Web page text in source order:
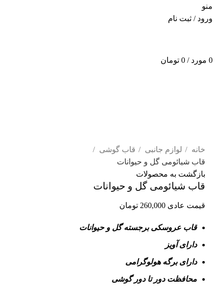
منو
ورود / ثبت نام
0 مورد /
0 تومان
خانه
لوازم جانبی
قاب گوشی
قاب شیائومی گل و حیوانات
بازگشت به محصولات
قاب شیائومی گل و حیوانات
قیمت عادی 260,000 تومان
قاب عروسکی برجسته گل و حیوانات
دارای آویز
دارای برگه هولوگرامی
محافظت دور تا دور گوشی